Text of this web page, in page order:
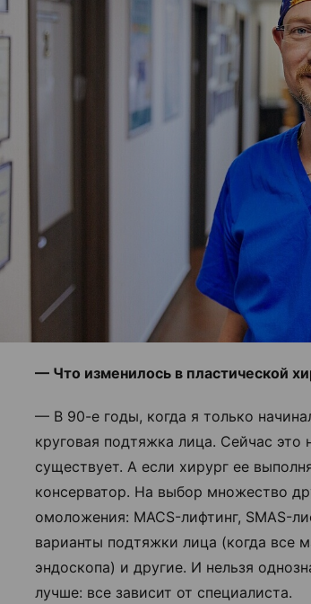
— Что изменилось в пластической
— В 90-е годы, когда я только
круговая подтяжка лица. Сейчас это
существует. А если хирург ее
консерватор. На выбор множество
омоложения: MACS-лифтинг, SMAS-
варианты подтяжки лица (когда все
эндоскопа) и другие. И нельзя
лучше: все зависит от специалиста.